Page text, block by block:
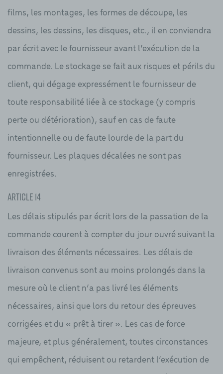
films, les montages, les formes de découpe, les
dessins, les dessins, les disques, etc., il en conviendra
par écrit avec le fournisseur avant l’exécution de la
commande. Le stockage se fait aux risques et périls du
client, qui dégage expressément le fournisseur de
toute responsabilité liée à ce stockage (y compris
perte ou détérioration), sauf en cas de faute
intentionnelle ou de faute lourde de la part du
fournisseur. Les plaques décalées ne sont pas
enregistrées.
Article 14
Les délais stipulés par écrit lors de la passation de la
commande courent à compter du jour ouvré suivant la
livraison des éléments nécessaires. Les délais de
livraison convenus sont au moins prolongés dans la
mesure où le client n’a pas livré les éléments
nécessaires, ainsi que lors du retour des épreuves
corrigées et du « prêt à tirer ». Les cas de force
majeure, et plus généralement, toutes circonstances
qui empêchent, réduisent ou retardent l’exécution de